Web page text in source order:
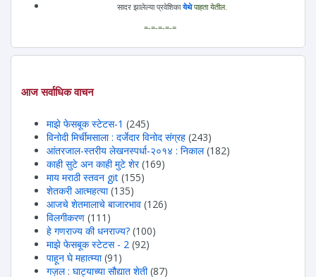
सादर झालेल्या प्रवेशिकायेथेपाहता येतील.
=-=-=-=-=
आज सर्वाधिक वाचन
माझे फेसबूक स्टेटस-1 (245)
विनोदी मिर्चीमसाला : दर्जेदार विनोद संग्रह (243)
आंतरजाल-स्तरीय लेखनस्पर्धा-२०१४ : निकाल (182)
काही सुटे अन काही मुटे शेर (169)
माय मराठी स्तवन git (155)
शेतकरी आत्महत्या (135)
आजचे शेतमालाचे बाजारभाव (126)
विलगीकरण (111)
हे गणराज्य की धनराज्य? (100)
माझे फेसबूक स्टेटस - 2 (92)
पाहून घे महात्म्या (91)
गज़ल : घाट्याच्या सौद्यात शेती (87)